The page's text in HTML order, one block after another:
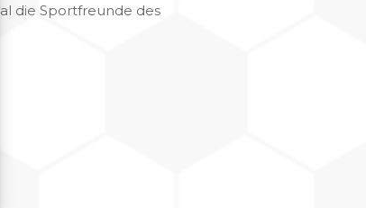
die Sportfreunde des